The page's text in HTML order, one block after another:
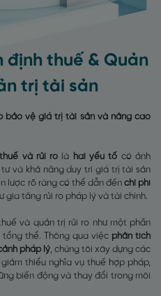
định thuế & Quản
trị tài sản
bảo vệ giá trị tài sản và nâng cao
thuế và rủi ro là hai yếu tố có ảnh
và khả năng duy trì giá trị tài sản
lược rõ ràng có thể dẫn đến chi phí
gia tăng rủi ro pháp lý và tài chính.
và quản trị rủi ro như một phần
thể. Thông qua việc phân tích
pháp lý, chúng tôi xây dựng các
thiểu nghĩa vụ thuế hợp pháp,
biến động và thay đổi trong môi